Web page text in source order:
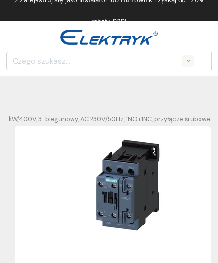
rabatu B2B!
kW/400V, 3-biegunowy, AC 230V/50Hz, 1NO+1NC, przyłącze śrubowe